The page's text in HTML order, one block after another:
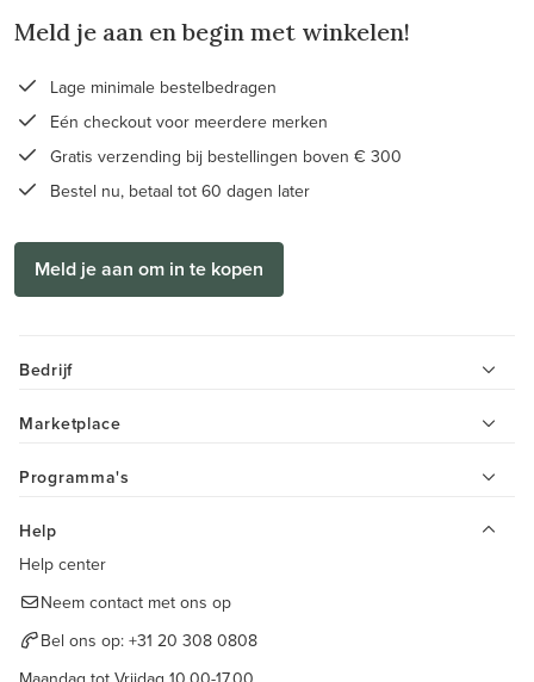
Meld je aan en begin met winkelen!
Lage minimale bestelbedragen
Eén checkout voor meerdere merken
Gratis verzending bij bestellingen boven € 300
Bestel nu, betaal tot 60 dagen later
Meld je aan om in te kopen
Bedrijf
Marketplace
Programma's
Help
Help center
Neem contact met ons op
Bel ons op: +31 20 308 0808